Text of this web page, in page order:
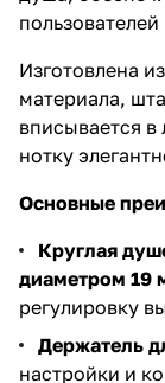
Изготовлена
материала,
вписывается
нотку
Основные
Круглая
диаметром 19
регулировку
Держатель
настройки и